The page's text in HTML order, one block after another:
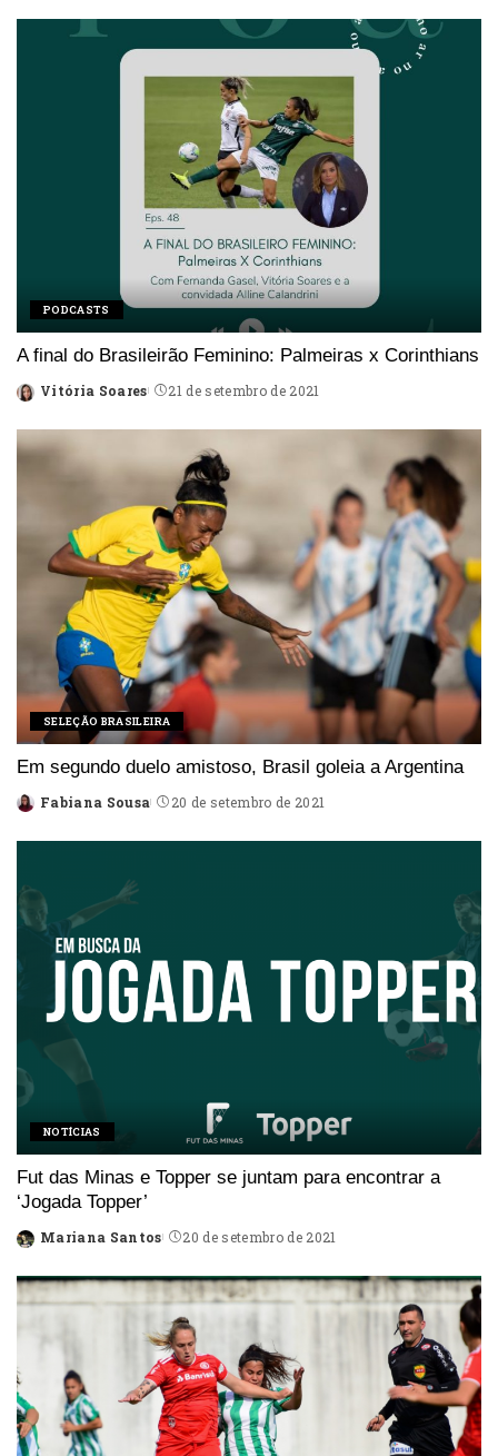
PODCASTS
A final do Brasileirão Feminino: Palmeiras x Corinthians
Posted
Vitória Soares 21 de setembro de 2021
SELEÇÃO BRASILEIRA
Em segundo duelo amistoso, Brasil goleia a Argentina
Posted
Fabiana Sousa 20 de setembro de 2021
NOTÍCIAS
Fut das Minas e Topper se juntam para encontrar a
‘Jogada Topper’
Posted
Mariana Santos 20 de setembro de 2021